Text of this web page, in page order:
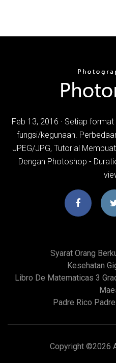
Feb 13, 2016 · Setiap
fungsi/kegunaan.
JPEG/JPG, Tutorial
Dengan Photoshop -
Syarat Orang
Kesehatan
Libro De Matematicas 3
Padre Rico
Copyright ©2026